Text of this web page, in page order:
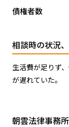
債権者数
相談時の状況
生活費が足りず
が遅れていた。
朝雲法律事務